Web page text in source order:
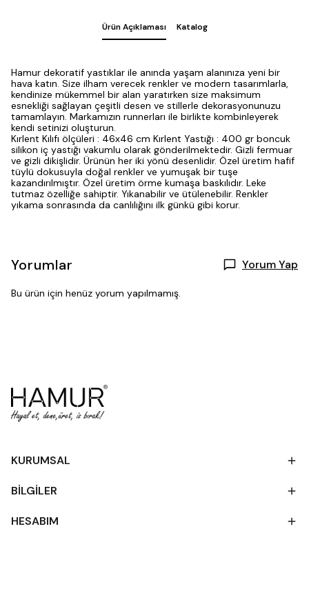
Ürün Açıklaması Katalog
Hamur dekoratif yastıklar ile anında yaşam alanınıza yeni bir
hava katın. Size ilham verecek renkler ve modern tasarımlarla,
kendinize mükemmel bir alan yaratırken size maksimum
esnekliği sağlayan çeşitli desen ve stillerle dekorasyonunuzu
tamamlayın. Markamızın runnerları ile birlikte kombinleyerek
kendi setinizi oluşturun.
Kırlent Kılıfı ölçüleri : 46x46 cm Kırlent Yastığı : 400 gr boncuk
silikon iç yastığı vakumlu olarak gönderilmektedir. Gizli fermuar
ve gizli dikişlidir. Ürünün her iki yönü desenlidir. Özel üretim hafif
tüylü dokusuyla doğal renkler ve yumuşak bir tuşe
kazandırılmıştır. Özel üretim örme kumaşa baskılıdır. Leke
tutmaz özelliğe sahiptir. Yıkanabilir ve ütülenebilir. Renkler
yıkama sonrasında da canlılığını ilk günkü gibi korur.
Yorumlar Yorum Yap
Bu ürün için henüz yorum yapılmamış.
KURUMSAL
BİLGİLER
HESABIM